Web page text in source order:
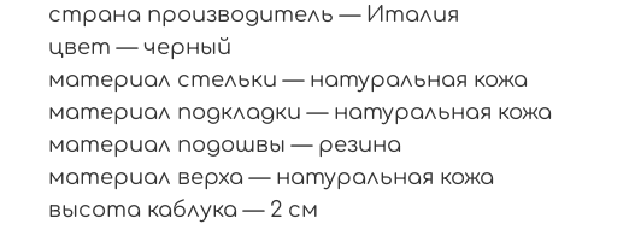
страна производитель — Италия
цвет — черный
материал стельки — натуральная кожа
материал подкладки — натуральная кожа
материал подошвы — резина
материал верха — натуральная кожа
высота каблука — 2 см